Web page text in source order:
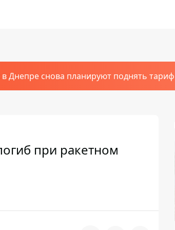
в Днепре снова планируют поднять тариф
при ракетном